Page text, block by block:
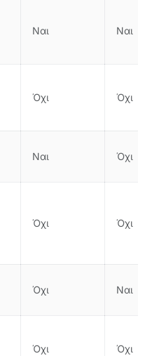
Ναι Ναι
Όχι Όχι
Ναι Όχι
Όχι Όχι
Όχι Ναι
Όχι Όχι